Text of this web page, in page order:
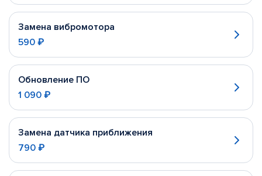
Замена вибромотора
590 ₽
Обновление ПО
1 090 ₽
Замена датчика приближения
790 ₽